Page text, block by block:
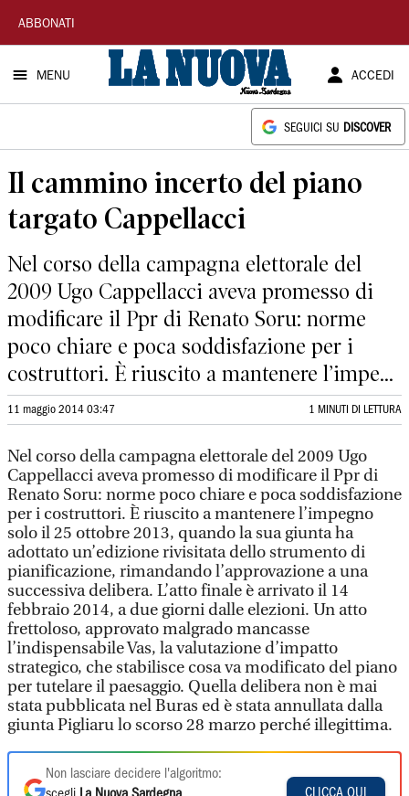
La
Nuova
Sardegna
ABBONATI
MENU ACCEDI
SEGUICI SU DISCOVER
Il cammino incerto del piano
targato Cappellacci
Nel corso della campagna elettorale del
2009 Ugo Cappellacci aveva promesso di
modificare il Ppr di Renato Soru: norme
poco chiare e poca soddisfazione per i
costruttori. È riuscito a mantenere l’impe...
11 maggio 2014 03:47 1 MINUTI DI LETTURA
Nel corso della campagna elettorale del 2009 Ugo
Cappellacci aveva promesso di modificare il Ppr di
Renato Soru: norme poco chiare e poca soddisfazione
per i costruttori. È riuscito a mantenere l’impegno
solo il 25 ottobre 2013, quando la sua giunta ha
adottato un’edizione rivisitata dello strumento di
pianificazione, rimandando l’approvazione a una
successiva delibera. L’atto finale è arrivato il 14
febbraio 2014, a due giorni dalle elezioni. Un atto
frettoloso, approvato malgrado mancasse
l’indispensabile Vas, la valutazione d’impatto
strategico, che stabilisce cosa va modificato del piano
per tutelare il paesaggio. Quella delibera non è mai
stata pubblicata nel Buras ed è stata annullata dalla
giunta Pigliaru lo scorso 28 marzo perché illegittima.
Non lasciare decidere l'algoritmo:
CLICCA QUI